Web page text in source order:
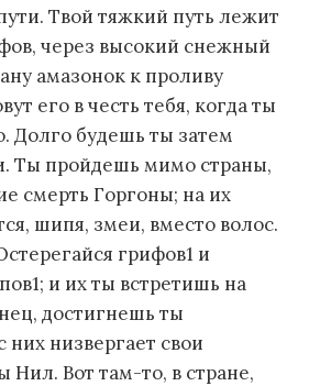
Твой тяжкий путь лежит
через высокий снежный
амазонок к проливу
его в честь тебя, когда ты
Долго будешь ты затем
Ты пройдешь мимо страны,
смерть Горгоны; на их
шипя, змеи, вместо волос.
грифов1 и
и их ты встретишь на
достигнешь ты
них низвергает свои
Нил. Вот там-то, в стране,